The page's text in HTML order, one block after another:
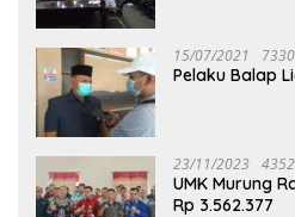
15/07/2021
Pelaku Balap
23/11/2023
UMK Murung
Rp 3.562.377